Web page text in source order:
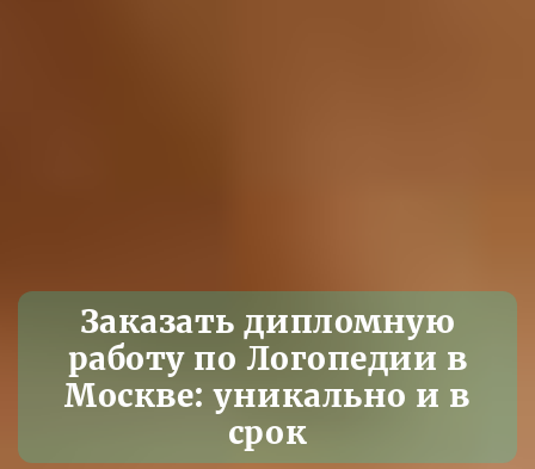
Заказать дипломную
работу по Логопедии в
Москве: уникально и в
срок